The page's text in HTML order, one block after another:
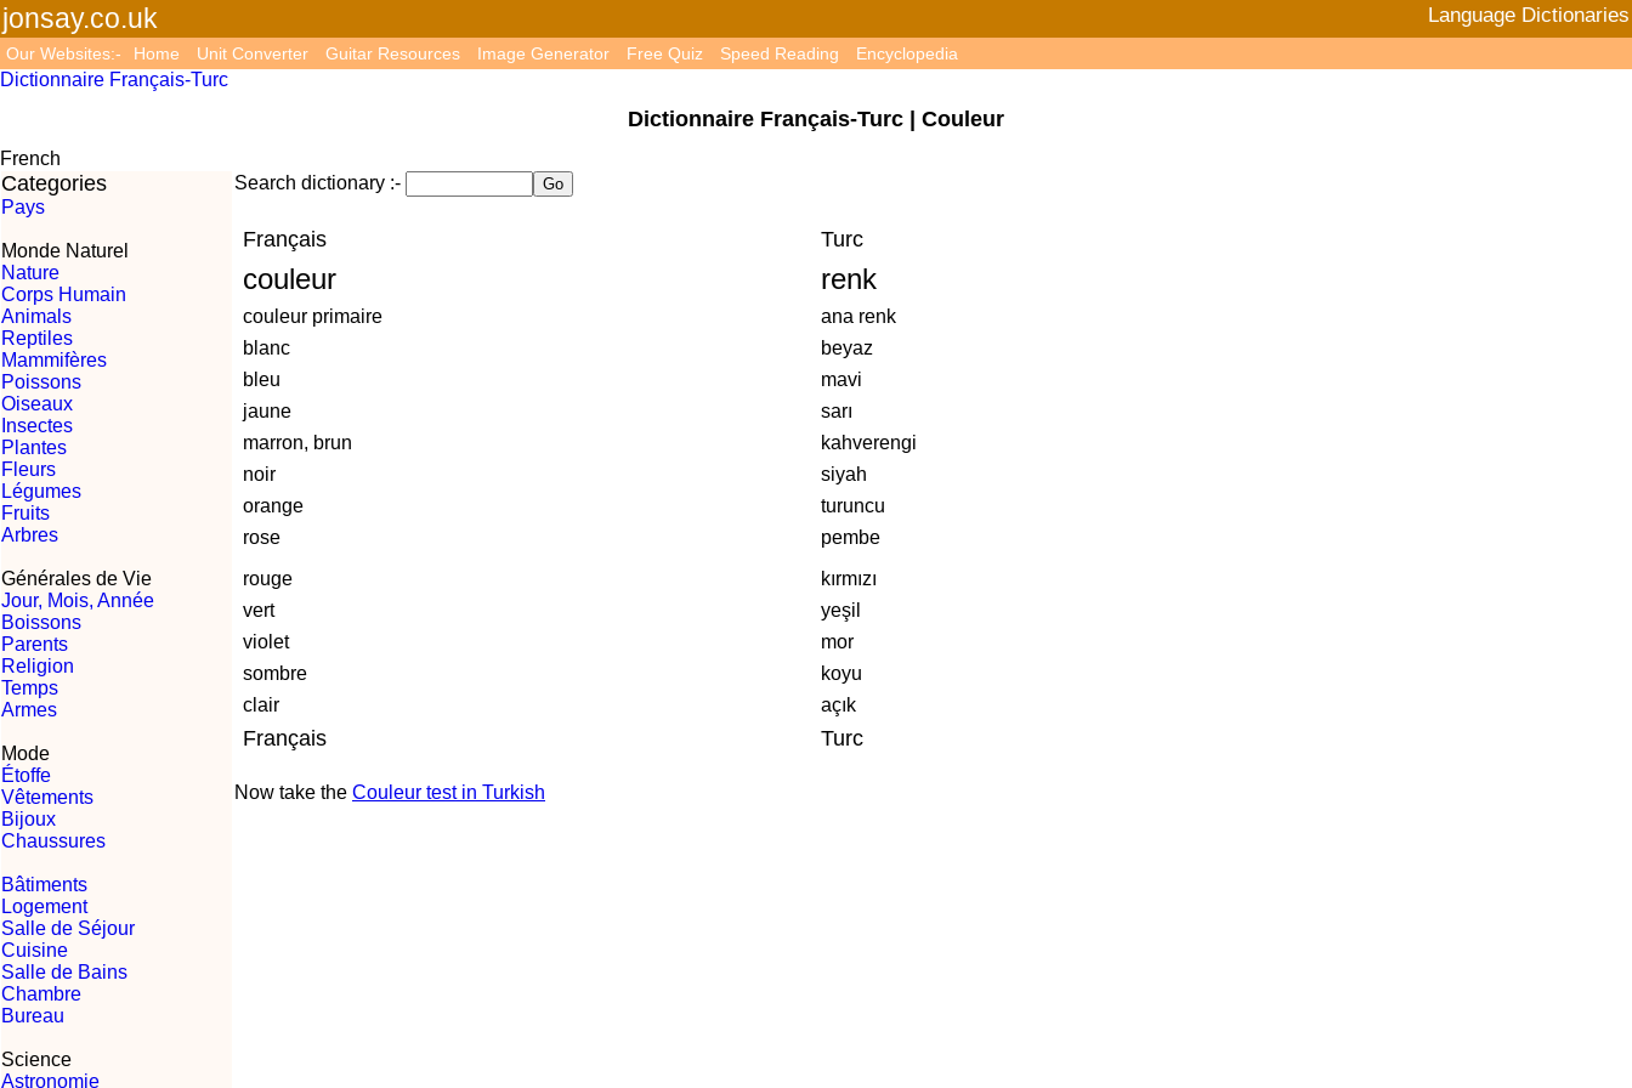
jonsay.co.uk Language Dictionaries
Our Websites:- Home Unit Converter Guitar Resources Image Generator Free Quiz Speed Reading Encyclopedia
Dictionnaire Français-Turc
Dictionnaire Français-Turc | Couleur
French
Categories
Pays
Monde Naturel
Nature
Corps Humain
Animals
Reptiles
Mammifères
Poissons
Oiseaux
Insectes
Plantes
Fleurs
Légumes
Fruits
Arbres
Générales de Vie
Jour, Mois, Année
Boissons
Parents
Religion
Temps
Armes
Mode
Étoffe
Vêtements
Bijoux
Chaussures
Bâtiments
Logement
Salle de Séjour
Cuisine
Salle de Bains
Chambre
Bureau
Science
Astronomie
Search dictionary :-
Français Turc
couleur renk
couleur primaire
ana renk
blanc
beyaz
bleu
mavi
jaune
sarı
marron, brun
kahverengi
noir
siyah
orange
turuncu
rose
pembe
rouge
kırmızı
vert
yeşil
violet
mor
sombre
koyu
clair
açık
Français Turc
Now take the Couleur test in Turkish